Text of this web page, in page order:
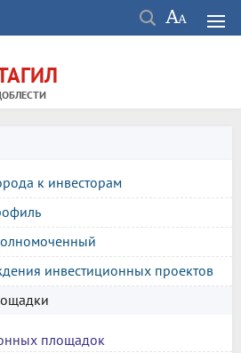
к инвесторам
инвестиционных проектов
площадок